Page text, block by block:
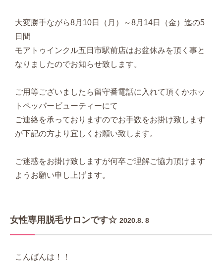
大変勝手ながら8月10日（月）～8月14日（金）迄の5
日間
モアトゥインクル五日市駅前店はお盆休みを頂く事と
なりましたのでお知らせ致します。
ご用等ございましたら留守番電話に入れて頂くかホッ
トペッパービューティーにて
ご連絡を承っておりますのでお手数をお掛け致します
が下記の方より宜しくお願い致します。
ご迷惑をお掛け致しますが何卒ご理解ご協力頂けます
ようお願い申し上げます。
女性専用脱毛サロンです☆ 2020.8. 8
こんばんは！！